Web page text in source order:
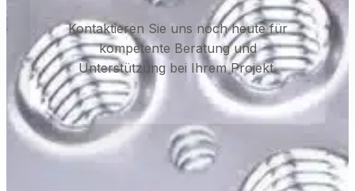
Kontaktieren Sie uns noch heute für
kompetente Beratung und
Unterstützung bei Ihrem Projekt.